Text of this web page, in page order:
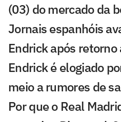
(03) do mercado da
Jornais espanhóis
Endrick após retorno
Endrick é elogiado
meio a rumores de
Por que o Real